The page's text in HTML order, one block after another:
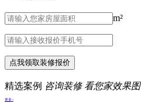
m²
点我领取装修报价
精选案例 咨询装修 看您家效果图
更多>